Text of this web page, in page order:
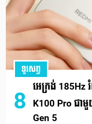
ទូរសព្ទ
8
អេក្រង់ 185Hz
K100 Pro ជា
Gen 5